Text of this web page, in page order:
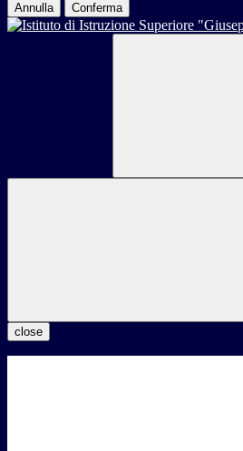
Annulla Conferma
close